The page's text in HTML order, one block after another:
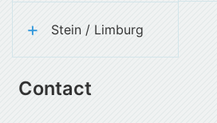
Stein / Limburg
Contact